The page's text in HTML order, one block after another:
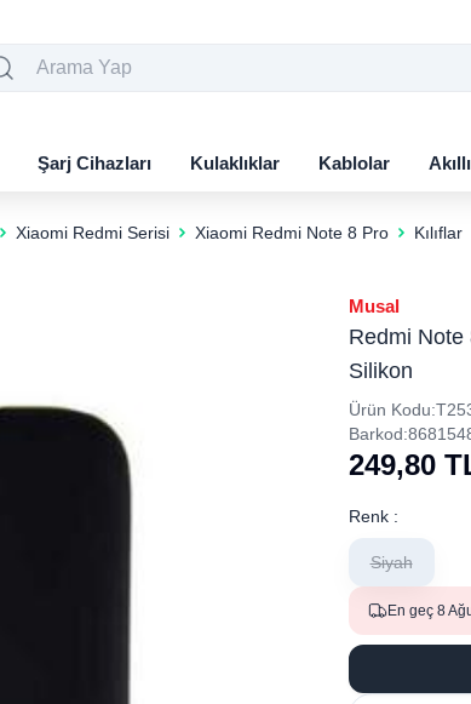
Şarj Cihazları Kulaklıklar Kablolar
Xiaomi Redmi Serisi Xiaomi Redmi Note 8 Pro Kılıflar
Musal
Redmi Note
Silikon
Ürün Kodu:
Barkod:
249,80
Renk :
Siyah
En geç 8